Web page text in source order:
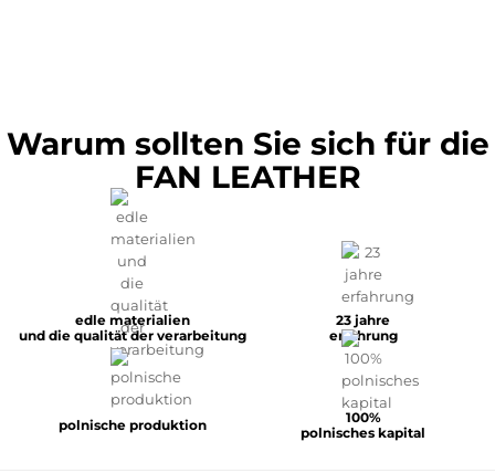
Warum sollten Sie sich für die
FAN LEATHER
edle materialien
und die qualität der verarbeitung
23 jahre
erfahrung
polnische produktion
100%
polnisches kapital